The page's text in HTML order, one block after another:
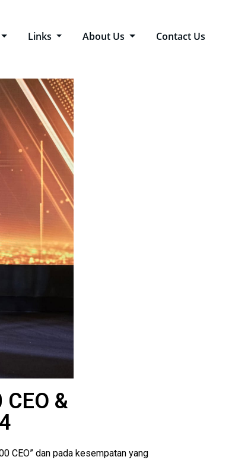
Links About Us Contact Us
&
CEO” dan pada kesempatan yang